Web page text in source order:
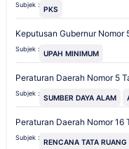
Subjek : PKS
Keputusan Gubernur Nomor
Subjek : UPAH MINIMUM
Peraturan Daerah Nomor 5
Subjek : SUMBER DAYA ALAM
Peraturan Daerah Nomor 16
Subjek : RENCANA TATA RUANG